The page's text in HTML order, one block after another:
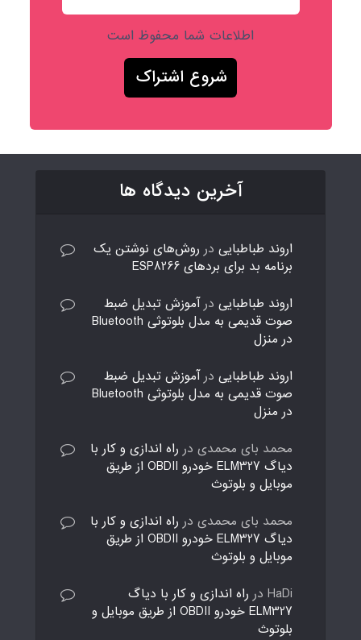
اطلاعات شما محفوظ است
آخرین دیدگاه ها
اروند طباطبایی در روش‌های نوشتن یک
برنامه بد برای بردهای ESP8266
اروند طباطبایی درآموزش تبدیل ضبط
صوت قدیمی به مدل بلوتوثی Bluetooth
در منزل
اروند طباطبایی درآموزش تبدیل ضبط
صوت قدیمی به مدل بلوتوثی Bluetooth
در منزل
محمد بای محمدی در راه اندازی و کار با
دیاگ ELM327 خودرو OBDII از طریق
موبایل و بلوتوث
محمد بای محمدی در راه اندازی و کار با
دیاگ ELM327 خودرو OBDII از طریق
موبایل و بلوتوث
HaDi در راه اندازی و کار با دیاگ
ELM327 خودرو OBDII از طریق موبایل و
بلوتوث